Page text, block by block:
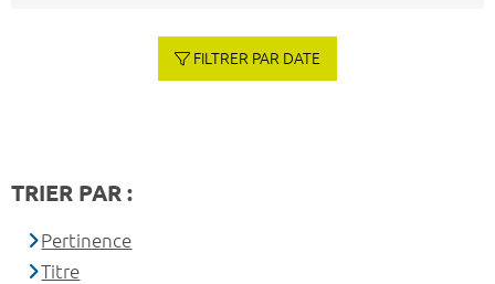
FILTRER PAR DATE
TRIER PAR :
Pertinence
Titre